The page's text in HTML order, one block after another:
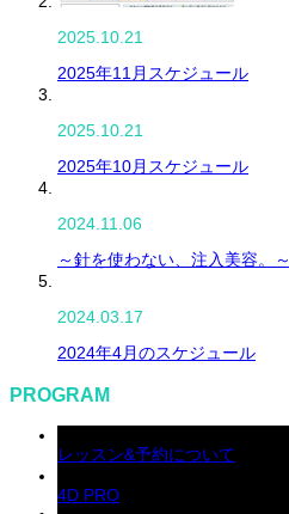
2025.10.21
2025年11月スケジュール
2025.10.21
2025年10月スケジュール
2024.11.06
～針を使わない、注入美容。～
2024.03.17
2024年4月のスケジュール
PROGRAM
レッスン&予約について
4D PRO